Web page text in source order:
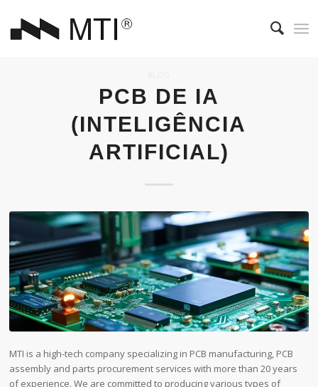
PCB DE IA
(INTELIGÊNCIA
ARTIFICIAL)
MTI is a high-tech company specializing in PCB manufacturing, PCB
assembly and parts procurement services with more than 20 years
of experience. We are committed to producing various types of